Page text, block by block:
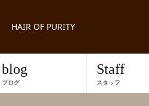
HAIR OF PURITY
blog
ブログ
Staff
スタッフ